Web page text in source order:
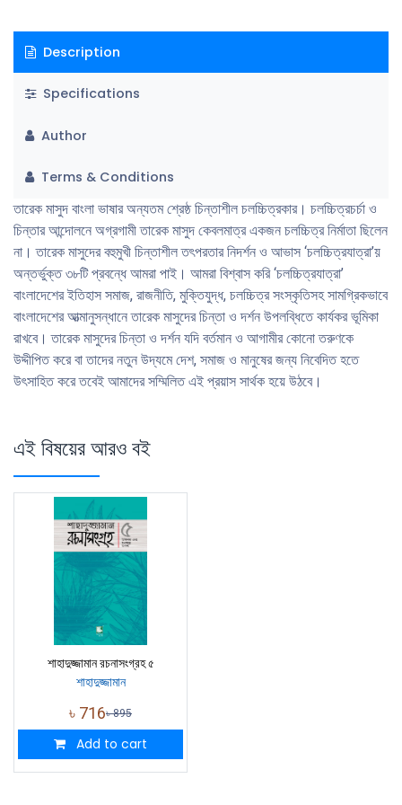
Description
Specifications
Author
Terms & Conditions
তারেক মাসুদ বাংলা ভাষার অন্যতম শ্রেষ্ঠ চিন্তাশীল চলচ্চিত্রকার। চলচ্চিত্রচর্চা ও
চিন্তার আন্দোলনে অগ্রগামী তারেক মাসুদ কেবলমাত্র একজন চলচ্চিত্র নির্মাতা ছিলেন
না। তারেক মাসুদের বহুমুখী চিন্তাশীল তৎপরতার নিদর্শন ও আভাস ‘চলচ্চিত্রযাত্রা’য়
অন্তর্ভুক্ত ৩৮টি প্রবন্ধে আমরা পাই। আমরা বিশ্বাস করি ‘চলচ্চিত্রযাত্রা’
বাংলাদেশের ইতিহাস সমাজ, রাজনীতি, মুক্তিযুদ্ধ, চলচ্চিত্র সংস্কৃতিসহ সামগ্রিকভাবে
বাংলাদেশের আত্মানুসন্ধানে তারেক মাসুদের চিন্তা ও দর্শন উপলব্ধিতে কার্যকর ভূমিকা
রাখবে। তারেক মাসুদের চিন্তা ও দর্শন যদি বর্তমান ও আগামীর কোনো তরুণকে
উদ্দীপিত করে বা তাদের নতুন উদ্যমে দেশ, সমাজ ও মানুষের জন্য নিবেদিত হতে
উৎসাহিত করে তবেই আমাদের সম্মিলিত এই প্রয়াস সার্থক হয়ে উঠবে।
এই বিষয়ের আরও বই
শাহাদুজ্জামান রচনাসংগ্রহ ৫
শাহাদুজ্জামান
৳ 716৳895
Add to cart